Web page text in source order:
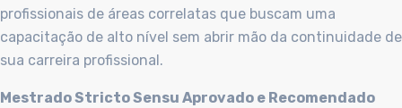
profissionais de áreas correlatas que buscam uma
capacitação de alto nível sem abrir mão da continuidade de
sua carreira profissional.
Mestrado Stricto Sensu Aprovado e Recomendado